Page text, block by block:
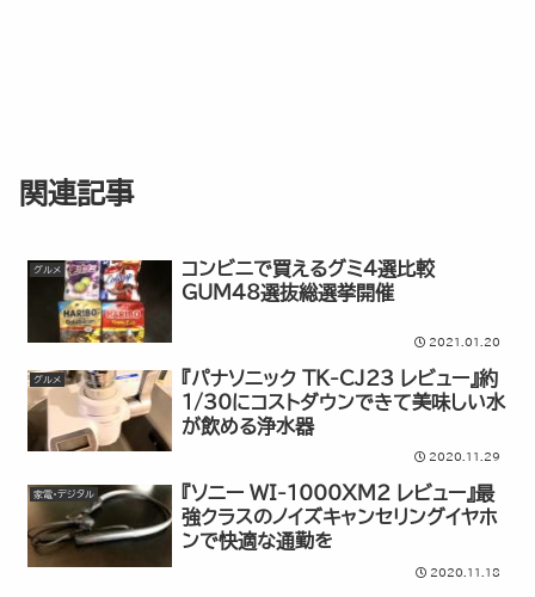
関連記事
グルメ
コンビニで買えるグミ4選比較
GUM48選抜総選挙開催
2021.01.20
グルメ
『パナソニック TK-CJ23 レビュー』約
1/30にコストダウンできて美味しい水
が飲める浄水器
2020.11.29
家電・デジタル
『ソニー WI-1000XM2 レビュー』最
強クラスのノイズキャンセリングイヤホ
ンで快適な通勤を
2020.11.18